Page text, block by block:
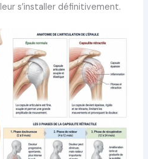
s’installer définitivement.